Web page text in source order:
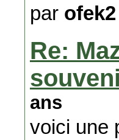
par ofek2
Re:
ans
voici une